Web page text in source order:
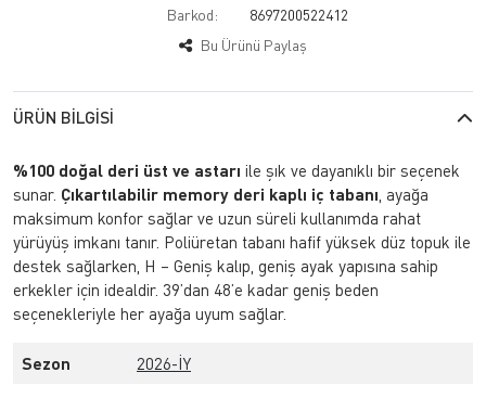
Barkod:
8697200522412
Bu Ürünü Paylaş
ÜRÜN BILGISI
%100 doğal deri üst ve astarı ile şık ve dayanıklı bir seçenek
sunar. Çıkartılabilir memory deri kaplı iç tabanı , ayağa
maksimum konfor sağlar ve uzun süreli kullanımda rahat
yürüyüş imkanı tanır. Poliüretan tabanı hafif yüksek düz topuk ile
destek sağlarken, H – Geniş kalıp, geniş ayak yapısına sahip
erkekler için idealdir. 39’dan 48’e kadar geniş beden
seçenekleriyle her ayağa uyum sağlar.
Sezon 2026-İY